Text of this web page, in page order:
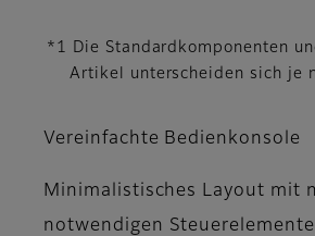
*1 Die Standardkomponenten
Artikel unterscheiden sich je
Vereinfachte Bedienkonsole
Minimalistisches Layout mit
notwendigen